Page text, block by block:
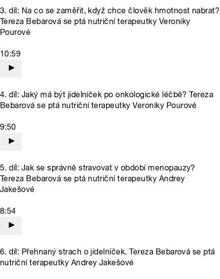
3. díl: Na co se zaměřit, když chce člověk hmotnost nabrat?
Tereza Bebarová se ptá nutriční terapeutky Veroniky
Pourové
10:59
4. díl: Jaký má být jídelníček po onkologické léčbě? Tereza
Bebarová se ptá nutriční terapeutky Veroniky Pourové
9:50
5. díl: Jak se správně stravovat v období menopauzy?
Tereza Bebarová se ptá nutriční terapeutky Andrey
Jakešové
8:54
6. díl: Přehnaný strach o jídelníček. Tereza Bebarová se ptá
nutriční terapeutky Andrey Jakešové